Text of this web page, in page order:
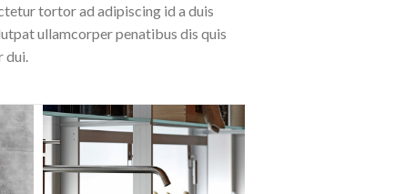
tortor ad adipiscing id a duis
ullamcorper penatibus dis quis